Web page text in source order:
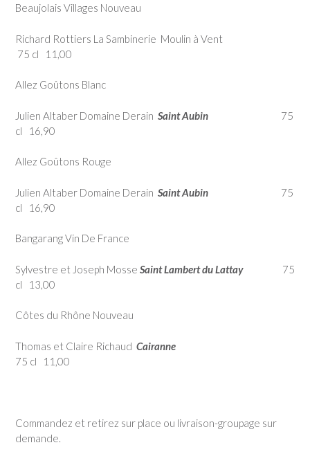
Beaujolais Villages Nouveau
Richard Rottiers La Sambinerie Moulin à Vent
75 cl 11,00
Allez Goûtons Blanc
Julien Altaber Domaine Derain Saint Aubin 75
cl 16,90
Allez Goûtons Rouge
Julien Altaber Domaine Derain Saint Aubin 75
cl 16,90
Bangarang Vin De France
Sylvestre et Joseph Mosse Saint Lambert du Lattay75
cl 13,00
Côtes du Rhône Nouveau
Thomas et Claire Richaud Cairanne
75 cl 11,00
Commandez et retirez sur place ou livraison-groupage sur
demande.